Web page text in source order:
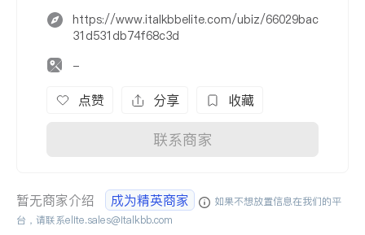
https://www.italkbbelite.com/ubiz/66029bac
31d531db74f68c3d
-
点赞 分享 收藏
联系商家
暂无商家介绍 成为精英商家
如果不想放置信息在我们的平
台，请联系elite.sales@italkbb.com